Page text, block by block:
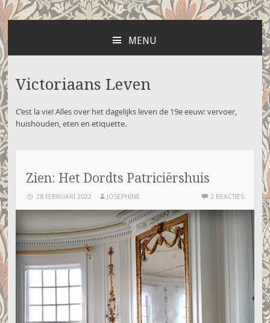
MENU
SPRINGEN
Victoriaans Leven
C’est la vie! Alles over het dagelijks leven de 19e eeuw: vervoer,
huishouden, eten en etiquette.
Zien: Het Dordts Patriciërshuis
28 FEBRUARI 2022 JOSEPHINE 2 REACTIES